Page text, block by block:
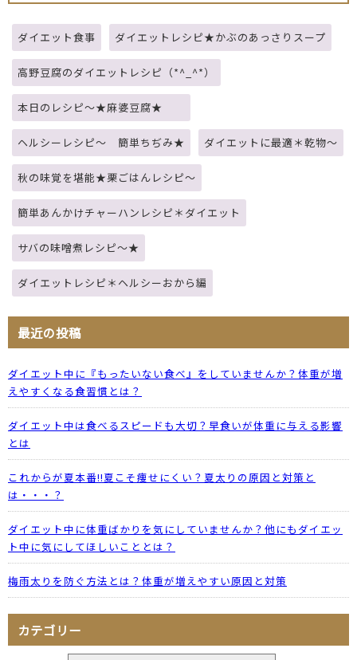
ダイエット食事 ダイエットレシピ★かぶのあっさりスープ
高野豆腐のダイエットレシピ（*^_^*）
本日のレシピ～★麻婆豆腐★
ヘルシーレシピ～ 簡単ちぢみ★ ダイエットに最適＊乾物～
秋の味覚を堪能★栗ごはんレシピ～
簡単あんかけチャーハンレシピ＊ダイエット
サバの味噌煮レシピ～★
ダイエットレシピ＊ヘルシーおから編
最近の投稿
ダイエット中に『もったいない食べ』をしていませんか？体重が増
えやすくなる食習慣とは？
ダイエット中は食べるスピードも大切？早食いが体重に与える影響
とは
これからが夏本番!!夏こそ痩せにくい？夏太りの原因と対策と
は・・・？
ダイエット中に体重ばかりを気にしていませんか？他にもダイエッ
ト中に気にしてほしいこととは？
梅雨太りを防ぐ方法とは？体重が増えやすい原因と対策
カテゴリー